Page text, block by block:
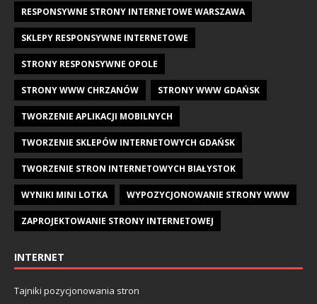
RESPONSYWNE STRONY INTERNETOWE WARSZAWA
SKLEPY RESPONSYWNE INTERNETOWE
STRONY RESPONSYWNE OPOLE
STRONY WWW CHRZANÓW STRONY WWW GDAŃSK
TWORZENIE APLIKACJI MOBILNYCH
TWORZENIE SKLEPÓW INTERNETOWYCH GDAŃSK
TWORZENIE STRON INTERNETOWYCH BIAŁYSTOK
WYNIKI MINI LOTKA WYPOZYCJONOWANIE STRONY WWW
ZAPROJEKTOWANIE STRONY INTERNETOWEJ
INTERNET
Tajniki pozycjonowania stron